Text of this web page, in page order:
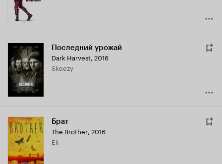
Последний урожай
Dark Harvest, 2016
Skeezy
Брат
The Brother, 2016
Eli